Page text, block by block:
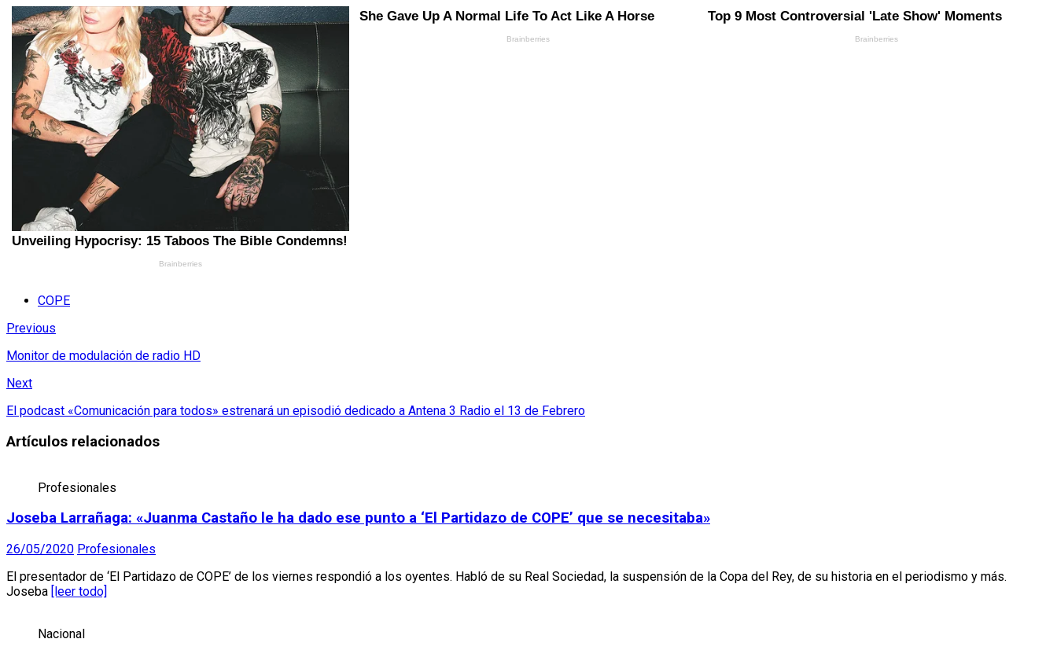
COPE
Previous
Monitor de modulación de radio HD
Next
El podcast «Comunicación para todos» estrenará un episodió dedicado a Antena 3 Radio el 13 de Febrero
Artículos relacionados
Profesionales
Joseba Larrañaga: «Juanma Castaño le ha dado ese punto a ‘El Partidazo de COPE’ que se necesitaba»
26/05/2020 Profesionales
El presentador de ‘El Partidazo de COPE’ de los viernes respondió a los oyentes. Habló de su Real Sociedad, la suspensión de la Copa del Rey, de su historia en el periodismo y más.
Joseba
[leer todo]
Nacional